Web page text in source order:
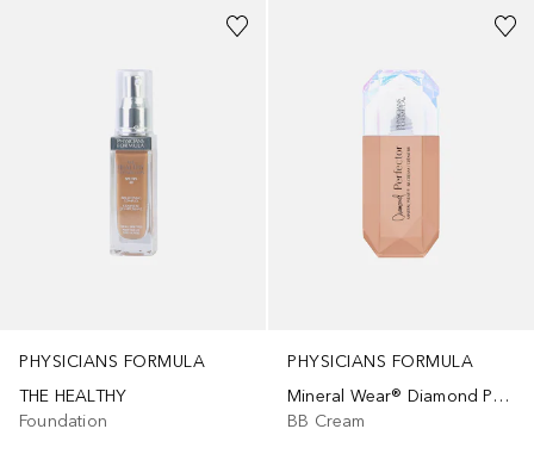
PHYSICIANS FORMULA
THE HEALTHY
Foundation
PHYSICIANS FORMULA
Mineral Wear® Diamond Perfector BB Cream
BB Cream